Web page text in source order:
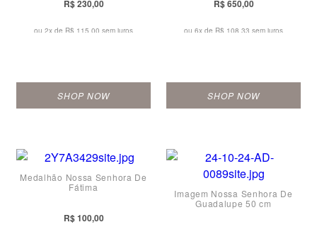
R$ 230,00
ou 2x de R$ 115,00 sem juros
SHOP NOW
R$ 650,00
ou 6x de R$ 108,33 sem juros
SHOP NOW
Medalhão Nossa Senhora De
Fátima
R$ 100,00
Imagem Nossa Senhora De
Guadalupe 50 cm